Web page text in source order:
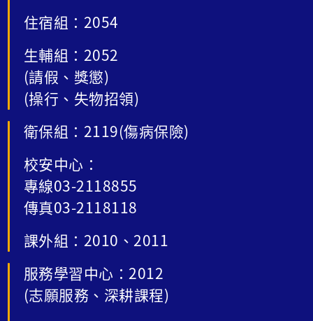
住宿組：2054
生輔組：2052
(請假、獎懲)
(操行、失物招領)
衛保組：2119(傷病保險)
校安中心：
專線03-2118855
傳真03-2118118
課外組：2010、2011
服務學習中心：2012
(志願服務、深耕課程)